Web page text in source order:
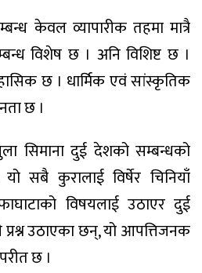
केवल व्यापारीक तहमा मात्रै
विशेष छ । अनि विशिष्ट छ ।
छ । धार्मिक एवं सांस्कृतिक
छ ।
सिमाना दुई देशको सम्बन्धको
सबै कुरालाई विर्षेर चिनियाँ
विषयलाई उठाएर दुई
उठाएका छन्, यो आपत्तिजनक
छ ।